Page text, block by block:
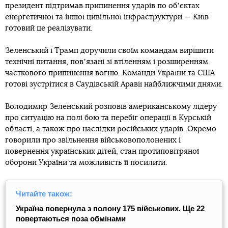
президент підтримав припинення ударів по обʼєктах
енергетичної та іншої цивільної інфраструктури — Київ
готовий це реалізувати.
Зеленський і Трамп доручили своїм командам вирішити
технічні питання, повʼязані зі втіленням і розширенням
часткового припинення вогню. Команди України та США
готові зустрітися в Саудівській Аравії найближчими днями.
Володимир Зеленський розповів американському лідеру
про ситуацію на полі бою та перебіг операції в Курській
області, а також про наслідки російських ударів. Окремо
говорили про звільнення військовополонених і
повернення українських дітей, стан протиповітряної
оборони України та можливість її посилити.
Читайте також:
Україна повернула з полону 175 військових. Ще 22
повертаються поза обмінами